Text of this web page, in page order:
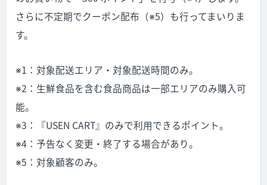
さらに不定期でクーポン配布（※5）も行ってまいりま
す。
※1：対象配送エリア・対象配送時間のみ。
※2：生鮮食品を含む食品商品は一部エリアのみ購入可
能。
※3：『USEN CART』のみで利用できるポイント。
※4：予告なく変更・終了する場合があり。
※5：対象顧客のみ。